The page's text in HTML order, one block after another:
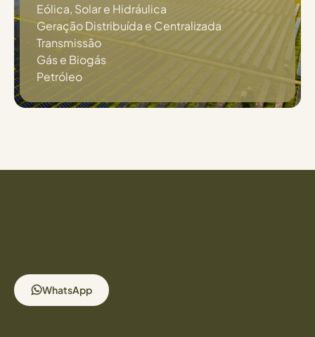
Eólica, Solar e Hidráulica
Geração Distribuída e Centralizada
Transmissão
Gás e Biogás
Petróleo
WhatsApp